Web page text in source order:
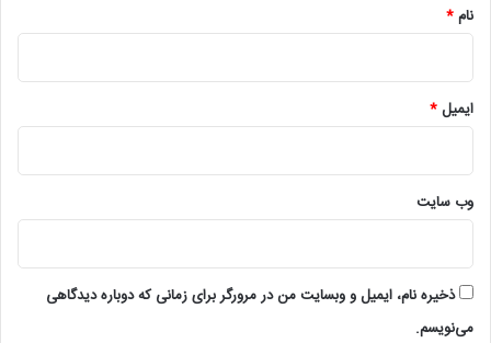
نام*
ایمیل*
وب‌ سایت
ذخیره نام، ایمیل و وبسایت من در مرورگر برای زمانی که دوباره دیدگاهی
می‌نویسم.